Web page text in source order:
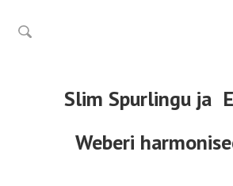
Slim Spurlingu ja
Weberi